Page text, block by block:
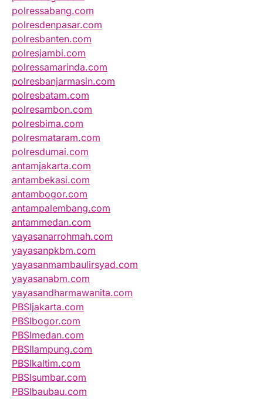
polressabang.com
polresdenpasar.com
polresbanten.com
polresjambi.com
polressamarinda.com
polresbanjarmasin.com
polresbatam.com
polresambon.com
polresbima.com
polresmataram.com
polresdumai.com
antamjakarta.com
antambekasi.com
antambogor.com
antampalembang.com
antammedan.com
yayasanarrohmah.com
yayasanpkbm.com
yayasanmambaulirsyad.com
yayasanabm.com
yayasandharmawanita.com
PBSIjakarta.com
PBSIbogor.com
PBSImedan.com
PBSIlampung.com
PBSIkaltim.com
PBSIsumbar.com
PBSIbaubau.com